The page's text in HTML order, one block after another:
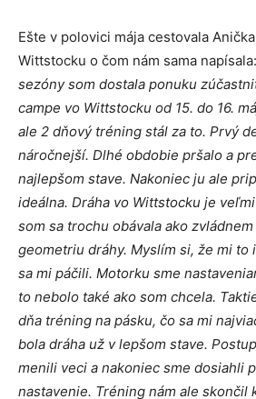
Ešte v polovici mája cestovala
Wittstocku o čom nám sama napísala:
sezóny som dostala ponuku
campe vo Wittstocku od 15. do 16.
ale 2 dňový tréning stál za to. Prvý
náročnejší. Dlhé obdobie pršalo a
najlepšom stave. Nakoniec ju ale
ideálna. Dráha vo Wittstocku je
som sa trochu obávala ako
geometriu dráhy. Myslím si, že mi to
sa mi páčili. Motorku sme
to nebolo také ako som chcela.
dňa tréning na pásku, čo sa mi
bola dráha už v lepšom stave.
menili veci a nakoniec sme dosiahli
nastavenie. Tréning nám ale skončil